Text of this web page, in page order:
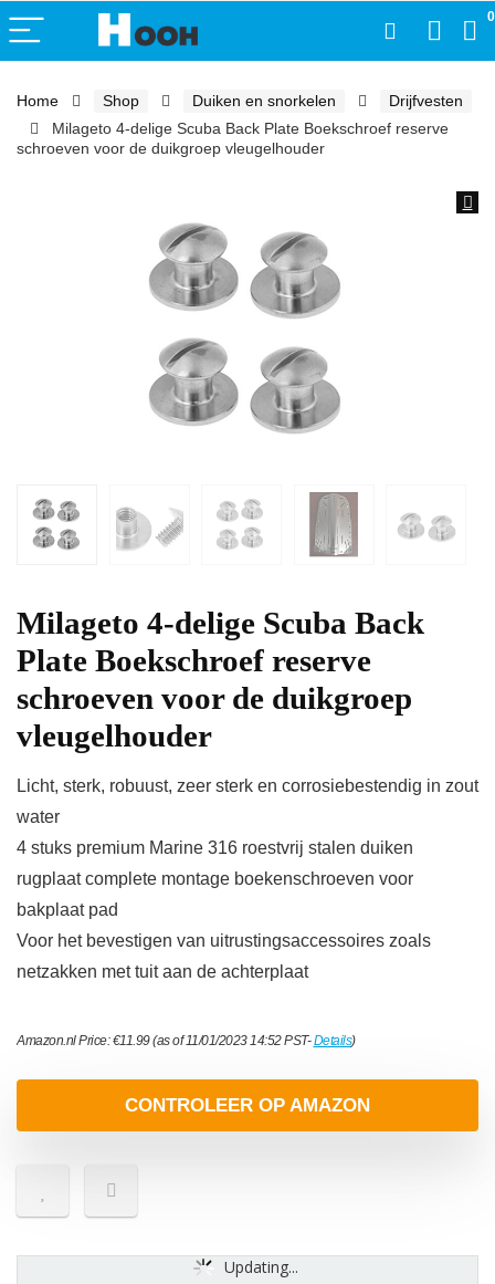
0
Home Shop Duiken en snorkelen
Drijfvesten
Milageto 4-delige Scuba Back Plate Boekschroef reserve
schroeven voor de duikgroep vleugelhouder
Milageto 4-delige Scuba Back
Plate Boekschroef reserve
schroeven voor de duikgroep
vleugelhouder
Licht, sterk, robuust, zeer sterk en corrosiebestendig in zout
water
4 stuks premium Marine 316 roestvrij stalen duiken
rugplaat complete montage boekenschroeven voor
bakplaat pad
Voor het bevestigen van uitrustingsaccessoires zoals
netzakken met tuit aan de achterplaat
Amazon.nl Price:€11.99(as of 11/01/2023 14:52 PST-Details)
CONTROLEER OP AMAZON
Updating...